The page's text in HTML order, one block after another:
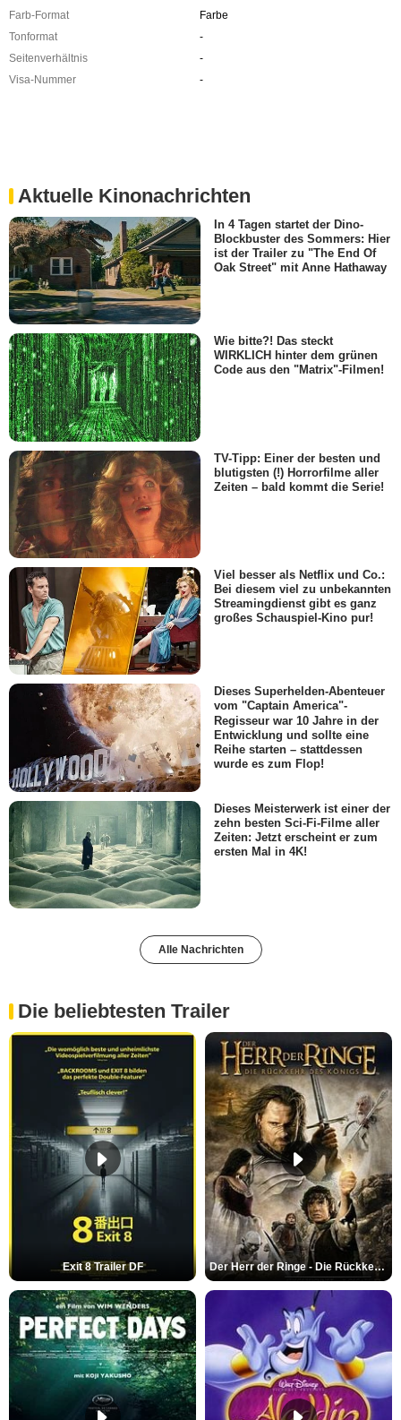
Farb-Format
Farbe
Tonformat
-
Seitenverhältnis
-
Visa-Nummer
-
Aktuelle Kinonachrichten
In 4 Tagen startet der Dino-
Blockbuster des Sommers: Hier
ist der Trailer zu "The End Of
Oak Street" mit Anne Hathaway
Wie bitte?! Das steckt
WIRKLICH hinter dem grünen
Code aus den "Matrix"-Filmen!
TV-Tipp: Einer der besten und
blutigsten (!) Horrorfilme aller
Zeiten – bald kommt die Serie!
Viel besser als Netflix und Co.:
Bei diesem viel zu unbekannten
Streamingdienst gibt es ganz
großes Schauspiel-Kino pur!
Dieses Superhelden-Abenteuer
vom "Captain America"-
Regisseur war 10 Jahre in der
Entwicklung und sollte eine
Reihe starten – stattdessen
wurde es zum Flop!
Dieses Meisterwerk ist einer der
zehn besten Sci-Fi-Filme aller
Zeiten: Jetzt erscheint er zum
ersten Mal in 4K!
Alle Nachrichten
Die beliebtesten Trailer
Exit 8 Trailer DF Der Herr der Ringe - Die Rückkehr des Königs Trailer OV